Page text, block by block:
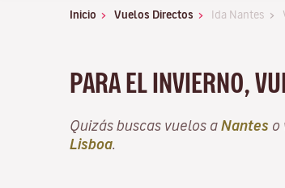
Inicio Vuelos Directos Ida Nantes
PARA EL INVIERNO,
Quizás buscas vuelos a Nantes o
Lisboa